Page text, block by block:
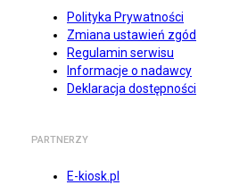
Polityka Prywatności
Zmiana ustawień zgód
Regulamin serwisu
Informacje o nadawcy
Deklaracja dostępności
PARTNERZY
E-kiosk.pl